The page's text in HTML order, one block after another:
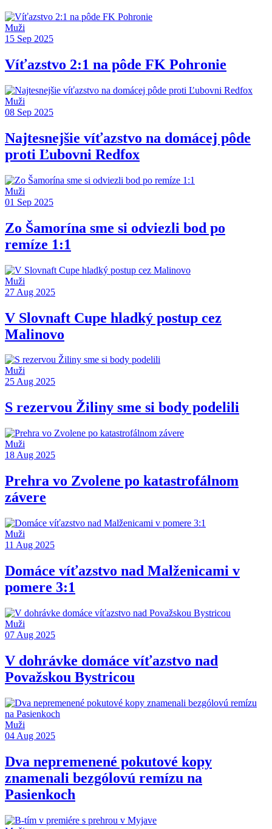
Muži
15 Sep 2025
Víťazstvo 2:1 na pôde FK Pohronie
Muži
08 Sep 2025
Najtesnejšie víťazstvo na domácej pôde
proti Ľubovni Redfox
Muži
01 Sep 2025
Zo Šamorína sme si odviezli bod po
remíze 1:1
Muži
27 Aug 2025
V Slovnaft Cupe hladký postup cez
Malinovo
Muži
25 Aug 2025
S rezervou Žiliny sme si body podelili
Muži
18 Aug 2025
Prehra vo Zvolene po katastrofálnom
závere
Muži
11 Aug 2025
Domáce víťazstvo nad Malženicami v
pomere 3:1
Muži
07 Aug 2025
V dohrávke domáce víťazstvo nad
Považskou Bystricou
Muži
04 Aug 2025
Dva nepremenené pokutové kopy
znamenali bezgólovú remízu na
Pasienkoch